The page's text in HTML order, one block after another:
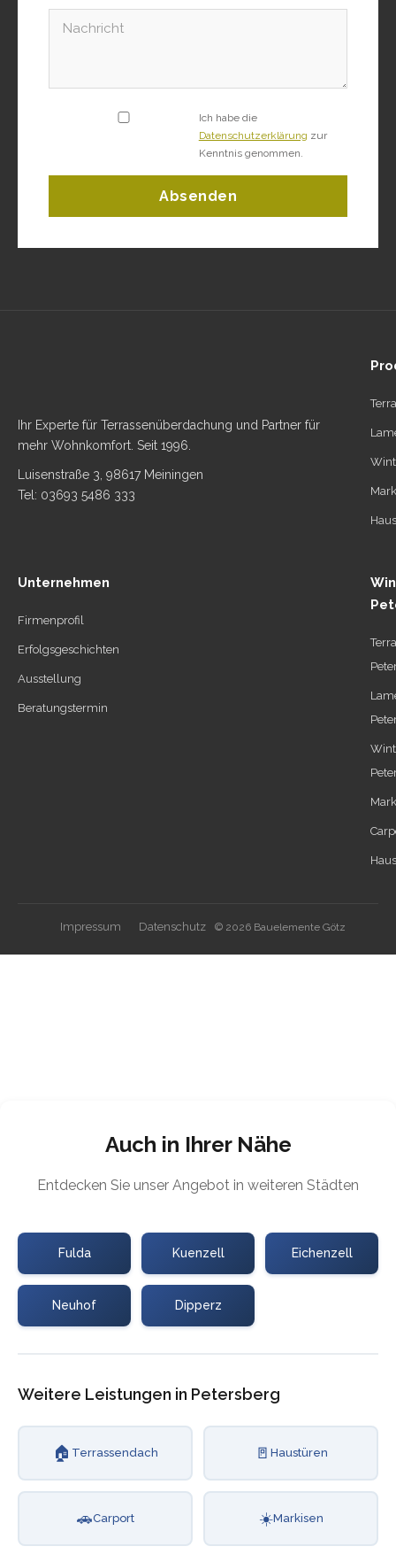
Ich habe die
Datenschutzerklärung zur
Kenntnis genommen.
Absenden
Ihr Experte für Terrassenüberdachung und Partner für
mehr Wohnkomfort. Seit 1996.
Luisenstraße 3, 98617 Meiningen
Tel: 03693 5486 333
Unternehmen
Firmenprofil
Erfolgsgeschichten
Ausstellung
Beratungstermin
Impressum Datenschutz © 2026 Bauelemente Götz
Auch in Ihrer Nähe
Entdecken Sie unser Angebot in weiteren Städten
Fulda Kuenzell Eichenzell
Neuhof Dipperz
Weitere Leistungen in Petersberg
🏠 Terrassendach 🚪 Haustüren
🚗Carport ☀️Markisen